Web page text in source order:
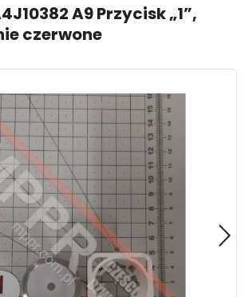
A9 Przycisk „1”,
czerwone